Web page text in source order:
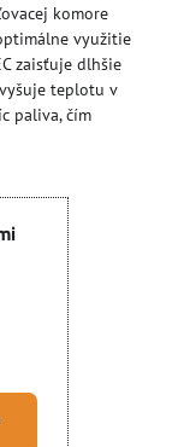
komore
využitie
zaisťuje dlhšie
teplotu v
paliva, čím